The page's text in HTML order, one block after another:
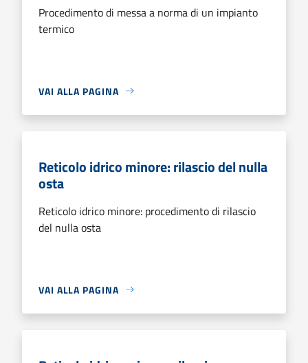
Procedimento di messa a norma di un impianto
termico
VAI ALLA PAGINA
Reticolo idrico minore: rilascio del nulla
osta
Reticolo idrico minore: procedimento di rilascio
del nulla osta
VAI ALLA PAGINA